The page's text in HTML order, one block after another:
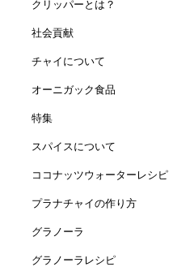
クリッパーとは？
社会貢献
チャイについて
オーニガック食品
特集
スパイスについて
ココナッツウォーターレシピ
プラナチャイの作り方
グラノーラ
グラノーラレシピ